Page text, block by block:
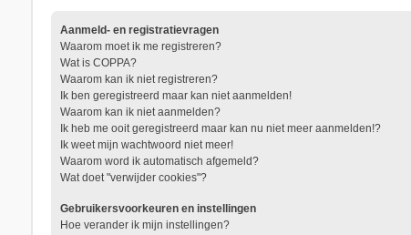
Aanmeld- en registratievragen
Waarom moet ik me registreren?
Wat is COPPA?
Waarom kan ik niet registreren?
Ik ben geregistreerd maar kan niet aanmelden!
Waarom kan ik niet aanmelden?
Ik heb me ooit geregistreerd maar kan nu niet meer aanmelden!?
Ik weet mijn wachtwoord niet meer!
Waarom word ik automatisch afgemeld?
Wat doet "verwijder cookies"?
Gebruikersvoorkeuren en instellingen
Hoe verander ik mijn instellingen?